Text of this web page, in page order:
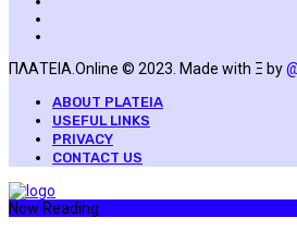
ΠΛΑΤΕΙΑ.Online © 2023. Made with Ξ by
ABOUT PLATEIA
USEFUL LINKS
PRIVACY
CONTACT US
Now Reading